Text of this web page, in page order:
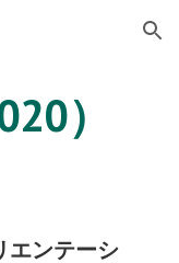
Skip to navigation
0）
エンテーシ